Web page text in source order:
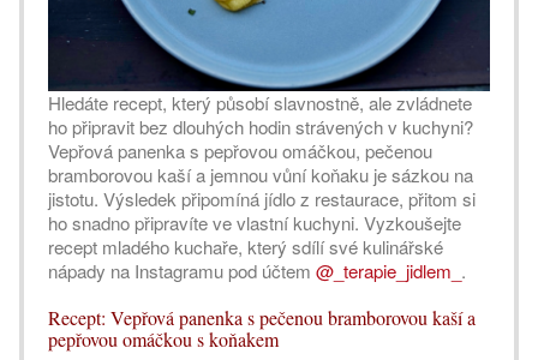
Hledáte recept, který působí slavnostně, ale zvládnete
ho připravit bez dlouhých hodin strávených v kuchyni?
Vepřová panenka s pepřovou omáčkou, pečenou
bramborovou kaší a jemnou vůní koňaku je sázkou na
jistotu. Výsledek připomíná jídlo z restaurace, přitom si
ho snadno připravíte ve vlastní kuchyni. Vyzkoušejte
recept mladého kuchaře, který sdílí své kulinářské
nápady na Instagramu pod účtem @_terapie_jidlem_ .
Recept: Vepřová panenka s pečenou bramborovou kaší a
pepřovou omáčkou s koňakem